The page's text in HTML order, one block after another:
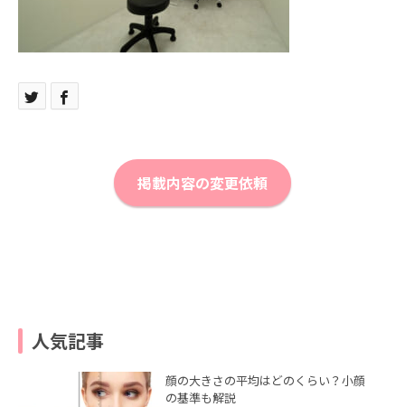
掲載内容の変更依頼
人気記事
顔の大きさの平均はどのくらい？小顔
の基準も解説